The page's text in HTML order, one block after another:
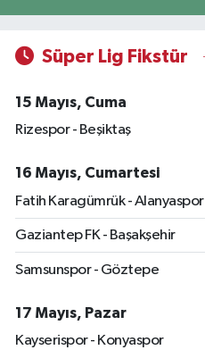
Süper Lig Fikstür
15 Mayıs, Cuma
Rizespor - Beşiktaş
16 Mayıs, Cumartesi
Fatih Karagümrük - Alanyaspor
Gaziantep FK - Başakşehir
Samsunspor - Göztepe
17 Mayıs, Pazar
Kayserispor - Konyaspor